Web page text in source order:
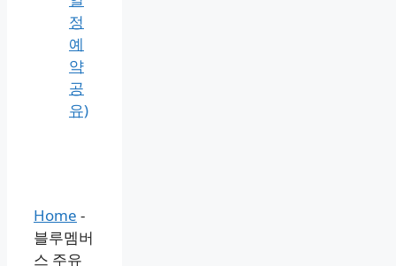
정
예
약
공
유)
Home -
블루멤버
스 주유